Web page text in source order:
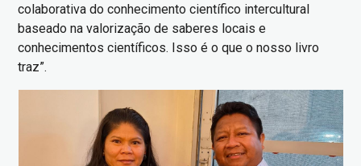
colaborativa do conhecimento científico intercultural
baseado na valorização de saberes locais e
conhecimentos científicos. Isso é o que o nosso livro
traz”.